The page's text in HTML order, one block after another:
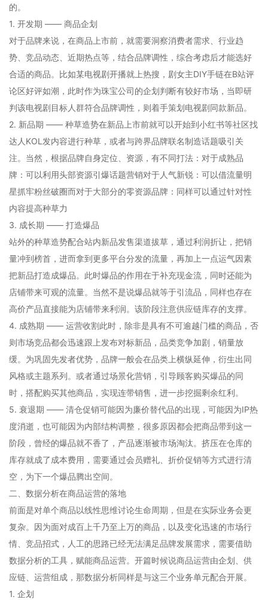
的。
1. 开发期 —— 商品企划
对于品牌来说，在商品上市前，就需要洞察消费者需求、行业趋
势、竞品动态、近期热点等，结合品牌调性，综合考虑后才能选好
合适的商品。比如某电视剧开播就上热搜，剧女主DIY手链在B站评
论区好评如潮，此时作为珠宝公司的企划判断有较好市场，当即研
判该电视剧目标人群符合品牌调性，则着手策划电视剧同款新品。
2. 新品期 —— 种草造势在新品上市前就可以开始到小红书等社区找
达人KOL发内容进行种草，或者与跨界品牌联名制造话题吸引关
注。当然，根据品牌自身定位、资源，有不同打法：对于成熟品
牌：可以利用头部资源引爆话题营销对于人气新锐：可以借流量明
星抓牢粉丝破圈而对于大部分的零资源品牌：同样可以通过针对性
内容提高种草力
3. 成长期 —— 打造爆品
站外的种草造势配合站内新品发售渠道拔草，通过利润折让，把销
量冲到榜首，进而拿到更多平台分发的流量，再加上一点运气因素
把新品打造成爆品。此时爆品的作用在于补充现金流，同时还能为
店铺带来可观的流量。当然不是说爆品就等于引流品，同样也存在
高价产品直接能为店铺带来利润。该阶段注意供应链库存的支撑。
4. 成熟期 —— 运营收割此时，除非是具有不可逾越门槛的商品，否
则市场竞品都会迅速跟上发布对标新品，品类竞争加剧，销量放
缓。为巩固先发者优势，品牌一般会在品类上横纵延伸，衍生出同
风格或主题系列。或者通过场景化营销，引导顾客购买爆品的同
时，搭配购买其他商品，实现连带销售，进一步挖掘剩余红利。
5. 衰退期 —— 清仓促销可能因为廉价替代品的出现，可能因为IP热
度消逝，也可能因为内部结构调整，很多原因都会把商品带到这一
阶段，曾经的爆品就不香了，产品逐渐被市场淘汰。挤压在仓库的
库存就成了成本费用，需要通过会员赠礼、折价促销等方式进行清
空，为下一个爆品腾出空间。
二、数据分析在商品运营的落地
前面是对单个商品以线性思维讨论生命周期，但是在实际业务会更
复杂。因为面对成百上千乃至上万的商品，以及变化迅速的市场行
情、竞品招式，人工的思路已经无法满足品牌发展需求，需要借助
数据分析的工具，赋能商品运营。开篇时候说商品运营由企划、供
应链、运营组成，那数据分析同样是与这三个业务单元配合开展。
1. 企划